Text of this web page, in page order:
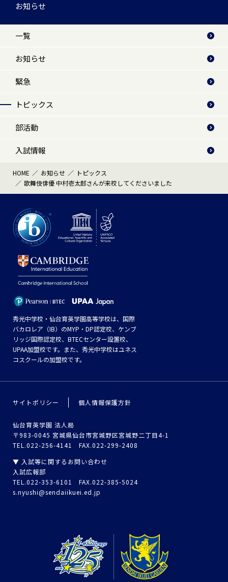
お知らせ
一覧
お知らせ
緊急
トピックス
部活動
入試情報
HOME お知らせ
トピックス
歌舞伎俳優 中村壱太郎さんが来校してくださいました
秀光中学校・仙台育英学園高等学校は、国際
バカロレア（IB）のMYP・DP認定校、ケンブ
リッジ国際認定校、BTECセンター設置校、
UPAA加盟校です。また、秀光中学校はユネス
コスクールの加盟校です。
サイトポリシー 個人情報保護方針
仙台育英学園 法人局
〒983-0045 宮城県仙台市宮城野区宮城野二丁目4-1
TEL.022-256-4141 FAX.022-299-2408
▼ 入試等に関するお問い合わせ
入試広報部
TEL.022-353-6101 FAX.022-385-5024
s.nyushi@sendaiikuei.ed.jp